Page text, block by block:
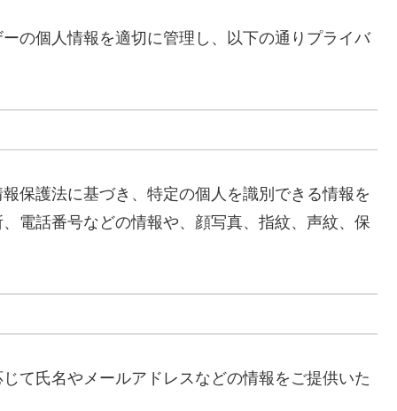
の個人情報を適切に管理し、以下の通りプライバ
保護法に基づき、特定の個人を識別できる情報を
電話番号などの情報や、顔写真、指紋、声紋、保
て氏名やメールアドレスなどの情報をご提供いた